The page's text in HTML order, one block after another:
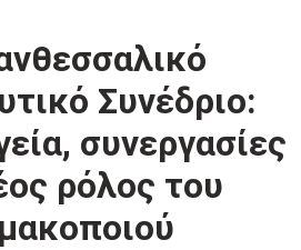
Συνέδριο:
συνεργασίες
ρόλος του